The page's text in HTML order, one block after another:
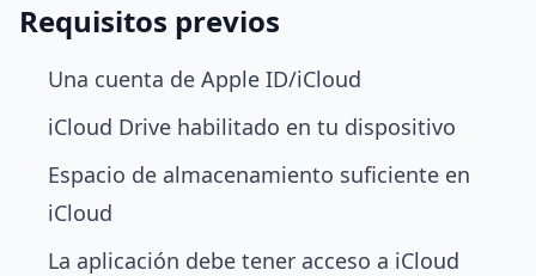
Requisitos previos
Una cuenta de Apple ID/iCloud
iCloud Drive habilitado en tu dispositivo
Espacio de almacenamiento suficiente en
iCloud
La aplicación debe tener acceso a iCloud